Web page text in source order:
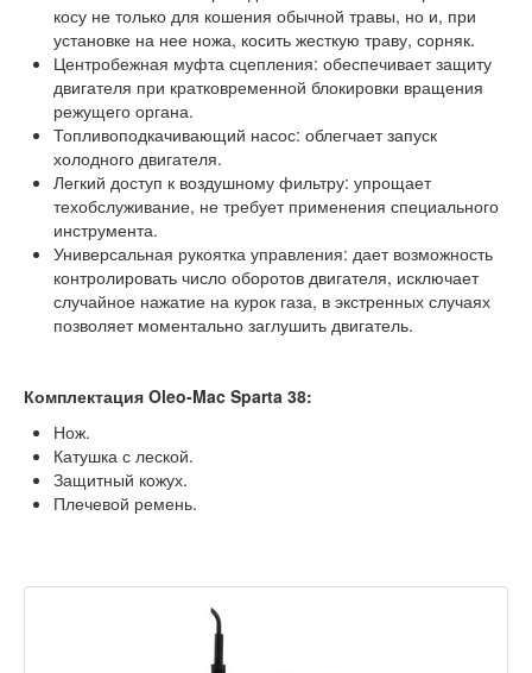
косу не только для кошения обычной травы, но и, при
установке на нее ножа, косить жесткую траву, сорняк.
Центробежная муфта сцепления: обеспечивает защиту
двигателя при кратковременной блокировки вращения
режущего органа.
Топливоподкачивающий насос: облегчает запуск
холодного двигателя.
Легкий доступ к воздушному фильтру: упрощает
техобслуживание, не требует применения специального
инструмента.
Универсальная рукоятка управления: дает возможность
контролировать число оборотов двигателя, исключает
случайное нажатие на курок газа, в экстренных случаях
позволяет моментально заглушить двигатель.
Комплектация Oleo-Mac Sparta 38:
Нож.
Катушка с леской.
Защитный кожух.
Плечевой ремень.